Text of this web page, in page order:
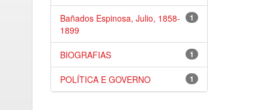
1
Bañados Espinosa, Julio, 1858-
1899
1
BIOGRAFIAS
1
POLÍTICA E GOVERNO